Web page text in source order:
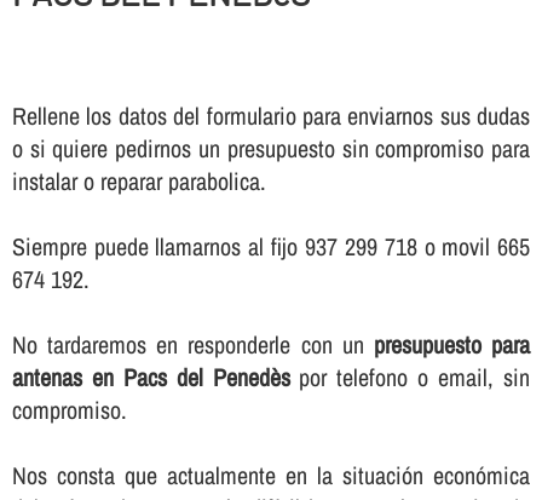
Rellene los datos del formulario para enviarnos sus dudas
o si quiere pedirnos un presupuesto sin compromiso para
instalar o reparar parabolica.
Siempre puede llamarnos al fijo 937 299 718 o movil 665
674 192.
No tardaremos en responderle con un presupuesto para
antenas en Pacs del Penedèspor telefono o email, sin
compromiso.
Nos consta que actualmente en la situación económica